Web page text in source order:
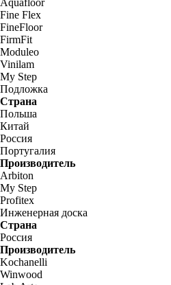
Aquafloor
Fine Flex
FineFloor
FirmFit
Moduleo
Vinilam
My Step
Подложка
Страна
Польша
Китай
Россия
Португалия
Производитель
Arbiton
My Step
Profitex
Инженерная доска
Страна
Россия
Производитель
Kochanelli
Winwood